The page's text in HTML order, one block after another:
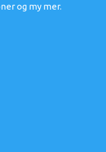
og my mer.